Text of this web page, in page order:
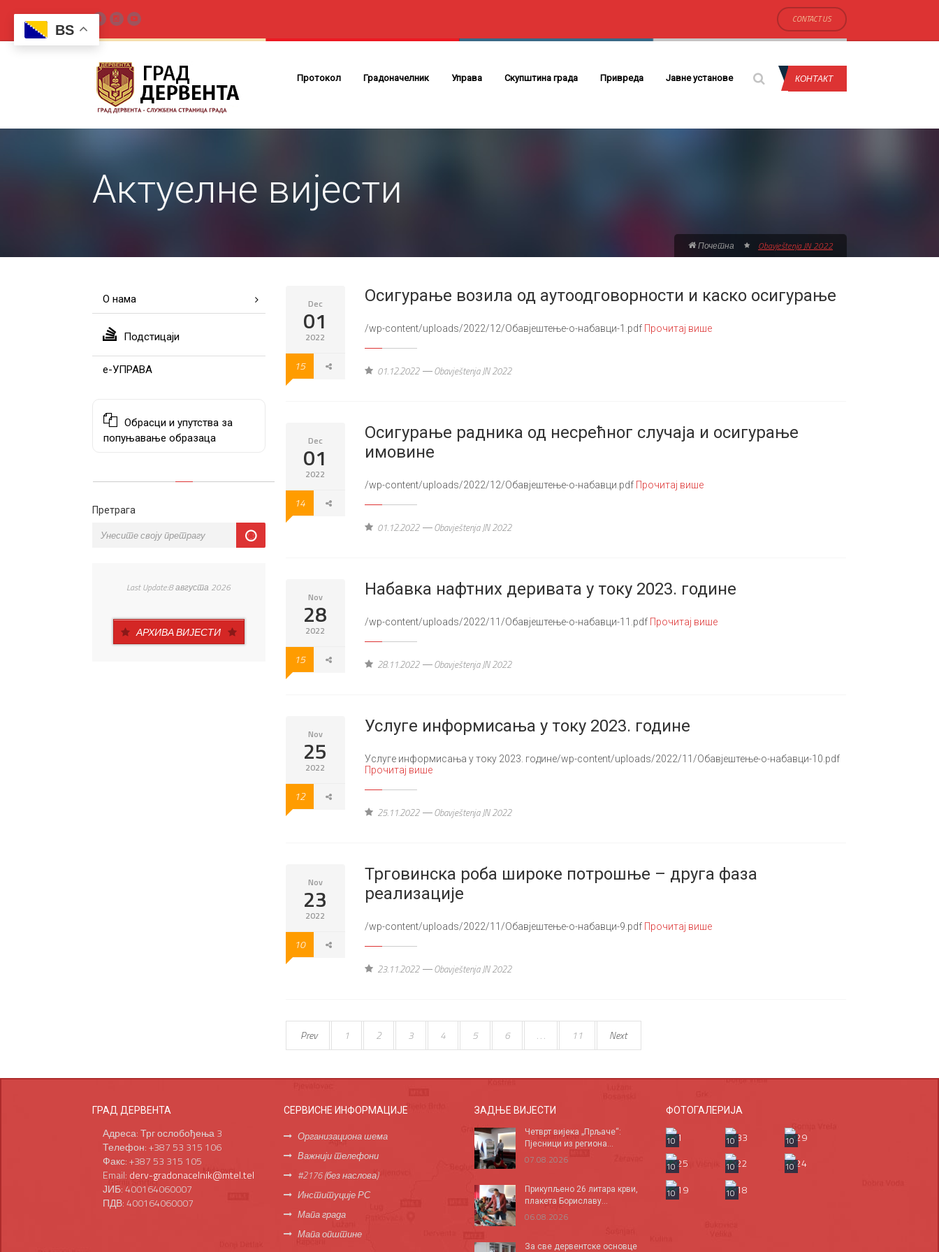
CONTACT US
Протокол Градоначелник Управа Скупштина града Привреда Јавне установе КОНТАКТ
Актуелне вијести
Почетна Obavještenja JN 2022
О нама
Подстицаји
е-УПРАВА
Обрасци и упутства за
попуњавање образаца
Претрага
Last Update:8 августа 2026
АРХИВА ВИЈЕСТИ
Dec
01
2022
15
Осигурање возила од аутоодговорности и каско осигурање
/wp-content/uploads/2022/12/Обавјештење-о-набавци-1.pdf Прочитај више
01.12.2022 Obavještenja JN 2022
Dec
01
2022
14
Осигурање радника од несрећног случаја и осигурање
имовине
/wp-content/uploads/2022/12/Обавјештење-о-набавци.pdf Прочитај више
01.12.2022 Obavještenja JN 2022
Nov
28
2022
15
Набавка нафтних деривата у току 2023. године
/wp-content/uploads/2022/11/Обавјештење-о-набавци-11.pdf Прочитај више
28.11.2022 Obavještenja JN 2022
Nov
25
2022
12
Услуге информисања у току 2023. године
Услуге информисања у току 2023. године/wp-content/uploads/2022/11/Обавјештење-о-набавци-10.pdf
Прочитај више
25.11.2022 Obavještenja JN 2022
Nov
23
2022
10
Трговинска роба широке потрошње – друга фаза
реализације
/wp-content/uploads/2022/11/Обавјештење-о-набавци-9.pdf Прочитај више
23.11.2022 Obavještenja JN 2022
Prev 1 2 3 4 5 6 . . . 11 Next
ГРАД ДЕРВЕНТА
Адреса: Трг ослобођења 3
Телефон: +387 53 315 106
Факс: +387 53 315 105
Email: derv-gradonacelnik@mtel.tel
ЈИБ: 400164060007
ПДВ: 400164060007
СЕРВИСНЕ ИНФОРМАЦИЈЕ
Организациона шема
Важнији телефони
#2176 (без наслова)
Институције РС
Мапа града
Мапа општине
ЗАДЊЕ ВИЈЕСТИ
Четврт вијека „Прљаче“:
Пјесници из региона...
07.08.2026
Прикупљено 26 литара крви,
плакета Бориславу...
06.08.2026
За све дервентске основце
ФОТОГАЛЕРИЈА
10 10
10
10
10
10
10
10
BS